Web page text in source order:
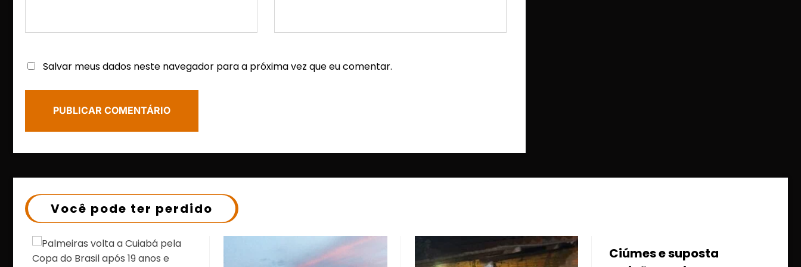
Salvar meus dados neste navegador para a próxima vez que eu comentar.
Você pode ter perdido
Ciúmes e suposta
Pai é executado a tiros